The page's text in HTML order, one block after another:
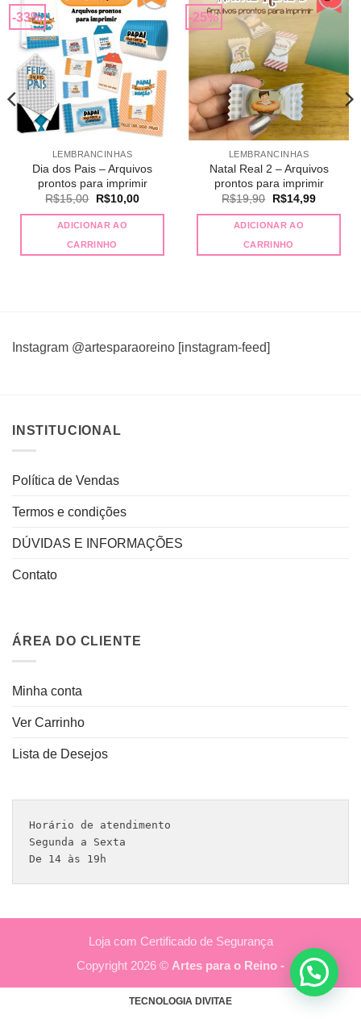
-33%
Adicionar
a lista de
desejos
LEMBRANCINHAS
Dia dos Pais – Arquivos
prontos para imprimir
R$15,00 O
original
era:
R$15,00.
R$10,00O
ADICIONAR AO
CARRINHO
-25%
Adicionar
a lista de
desejos
LEMBRANCINHAS
Natal Real 2 – Arquivos
prontos para imprimir
R$19,90 O
original
era:
R$19,90.
R$14,99O
ADICIONAR AO
CARRINHO
Instagram @artesparaoreino [instagram-feed]
INSTITUCIONAL
Política de Vendas
Termos e condições
DÚVIDAS E INFORMAÇÕES
Contato
ÁREA DO CLIENTE
Minha conta
Ver Carrinho
Lista de Desejos
Horário de atendimento
Segunda a Sexta
De 14 às 19h
Loja com Certificado de Segurança
Copyright 2026 © Artes para o Reino -
TECNOLOGIA DIVITAE